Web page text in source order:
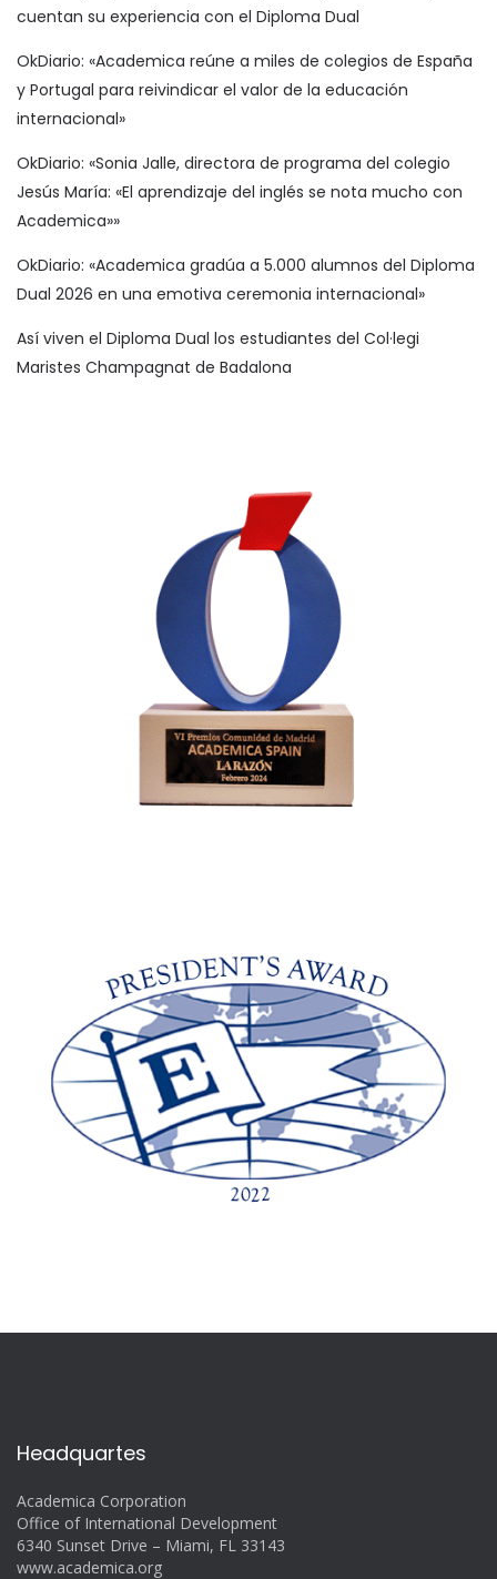
cuentan su experiencia con el Diploma Dual
OkDiario: «Academica reúne a miles de colegios de España
y Portugal para reivindicar el valor de la educación
internacional»
OkDiario: «Sonia Jalle, directora de programa del colegio
Jesús María: «El aprendizaje del inglés se nota mucho con
Academica»»
OkDiario: «Academica gradúa a 5.000 alumnos del Diploma
Dual 2026 en una emotiva ceremonia internacional»
Así viven el Diploma Dual los estudiantes del Col·legi
Maristes Champagnat de Badalona
Headquartes
Academica Corporation
Office of International Development
6340 Sunset Drive – Miami, FL 33143
www.academica.org